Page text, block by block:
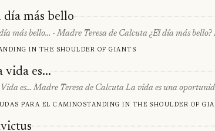
día más bello
más bello… - Madre Teresa de Calcuta ¿El día más
in the shoulder of giants
vida es...
es… Madre Teresa de Calcuta La vida es una
para el camino Standing in the shoulder of